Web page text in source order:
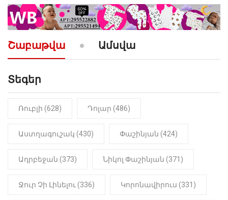
ՔԱՂԱՔԱԿԱՆ 10:52
«Լեզվիդ տալու փոխարեն
արտաբերիր այս երկու
նախադասությունը»․ Իշխան
Նիկոլ Փաշինյան
ԻՐԱԴԱՐՁԱՅԻՆ 22:01
մանկապղծության համար
մարմինը
Շաբաթվա Ամսվա
Տեգեր
Ռուբլի (628) Դոլար (486)
Աստղագուշակ (430) Փաշինյան (424)
Ադրբեջան (373) Նիկոլ Փաշինյան (371)
Ջուր Չի Լինելու (336) Կորոնավիրուս (331)